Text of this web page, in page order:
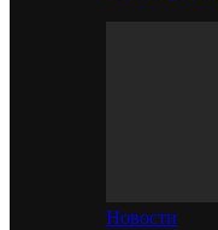
Новости